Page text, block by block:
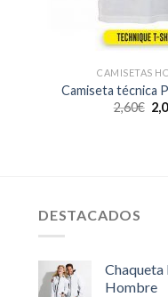
CAMISETAS
Camiseta técnica
2,60€
DESTACADOS
Chaqueta
Hombre